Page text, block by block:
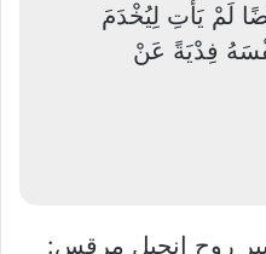
لَمْ يَأْتِ لِيُخْدَمَ
فِدْيَةً عَنْ
روح إنجيل مرقس: